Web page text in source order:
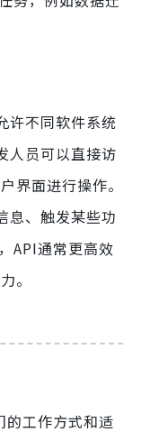
许不同软件系统
人员可以直接访
界面进行操作。
息、触发某些功
API通常更高效
。
的工作方式和适